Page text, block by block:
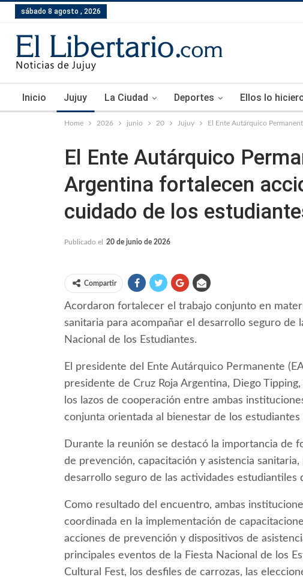
sábado 8 agosto , 2026
Inicio Jujuy La Ciudad Deportes Ellos lo
Home 2026 junio 20 Jujuy El Ente Autárquico
El Ente Autárquico
Argentina fortalecen
cuidado de los
Publicado el 20 de junio de 2026
Compartir
Acordaron fortalecer el trabajo conjunto en
sanitaria para acompañar el desarrollo seguro de
Nacional de los Estudiantes.
El presidente del Ente Autárquico Permanente
presidente de Cruz Roja Argentina, Diego
los lazos de cooperación entre ambas
conjunta orientada al bienestar de los estudiantes
Durante la reunión se destacó la importancia de
de prevención, capacitación y asistencia
desarrollo seguro de las actividades estudiantiles
Como resultado del encuentro, ambas
coordinada en la implementación de
acciones de prevención y dispositivos de
principales eventos de la Fiesta Nacional de los
Cultural Fest, los desfiles de carrozas, las